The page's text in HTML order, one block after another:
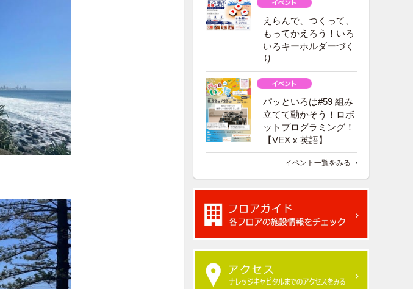
えらんで、つくって、
もってかえろう！いろ
いろキーホルダーづく
り
パッといろは#59 組み
立てて動かそう！ロボ
ットプログラミング！
【VEX x 英語】
イベント一覧をみる